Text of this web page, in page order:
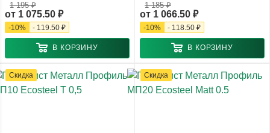
от 1 075.50 ₽
1 195 ₽
-10% - 119.50 ₽
В КОРЗИНУ
от 1 066.50 ₽
1 185 ₽
-10% - 118.50 ₽
В КОРЗИНУ
Скидка Скидка